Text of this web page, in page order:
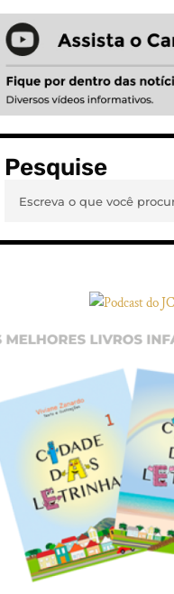
Pesquise